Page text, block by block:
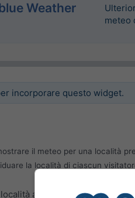
Weather
meteo
incorporare questo widget.
il meteo per una località
la località di ciascun
attuale